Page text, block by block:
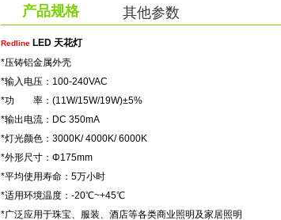
产品规格 其他参数
Redline LED 天花灯
*压铸铝金属外壳
*输入电压：100-240VAC
*功 率：(11W/15W/19W)±5%
*输出电流：DC 350mA
*灯光颜色：3000K/ 4000K/ 6000K
*外形尺寸：Φ175mm
*平均使用寿命：5万小时
*适用环境温度：-20℃~+45℃
*广泛应用于珠宝、服装、酒店等各类商业照明及家居照明